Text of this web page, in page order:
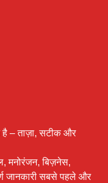
– ताज़ा, सटीक और
मनोरंजन, बिज़नेस,
जानकारी सबसे पहले और